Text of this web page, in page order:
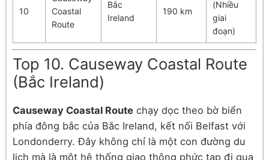
10
Coastal
Route
Bắc
Ireland
190 km
(Nhiều
giai
đoạn)
Top 10. Causeway Coastal Route
(Bắc Ireland)
Causeway Coastal Route chạy dọc theo bờ biển
phía đông bắc của Bắc Ireland, kết nối Belfast với
Londonderry. Đây không chỉ là một con đường du
lịch mà là một hệ thống giao thông phức tạp đi qua